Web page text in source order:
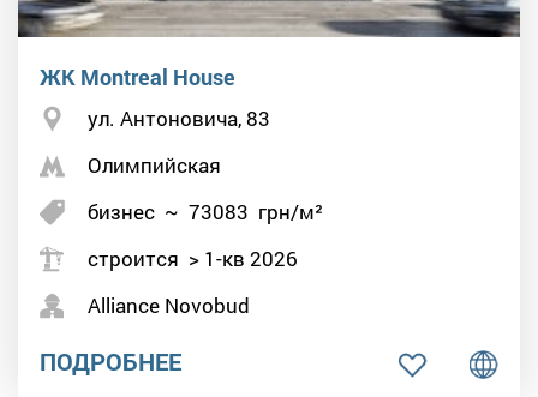
ЖК Montreal House
ул. Антоновича, 83
Олимпийская
бизнес ~ 73083 грн/м²
строится > 1-кв 2026
Alliance Novobud
ПОДРОБНЕЕ